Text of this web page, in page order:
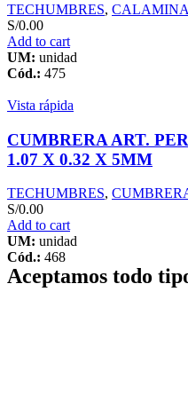
TECHUMBRES, CALAMINA
S/0.00
Add to cart
UM: unidad
Cód.: 475
Vista rápida
CUMBRERA ART.
1.07 X 0.32 X 5MM
TECHUMBRES,
S/0.00
Add to cart
UM: unidad
Cód.: 468
Aceptamos todo